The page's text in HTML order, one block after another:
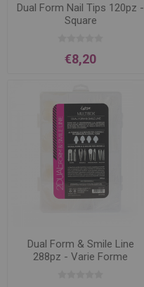
Dual Form Nail Tips 120pz -
Square
€8,20
Dual Form & Smile Line
288pz - Varie Forme